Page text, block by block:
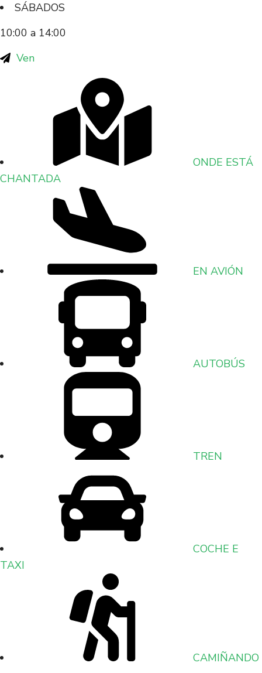
SÁBADOS
10:00 a 14:00
Ven
ONDE ESTÁ
CHANTADA
EN AVIÓN
AUTOBÚS
TREN
COCHE E
TAXI
CAMIÑANDO